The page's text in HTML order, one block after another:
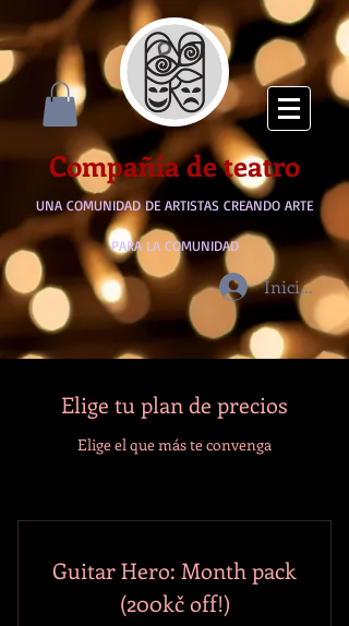
Compañía de teatro
UNA COMUNIDAD DE ARTISTAS CREANDO ARTE
PARA LA COMUNIDAD
Iniciar
Elige tu plan de precios
Elige el que más te convenga
Guitar Hero: Month pack
(200kč off!)